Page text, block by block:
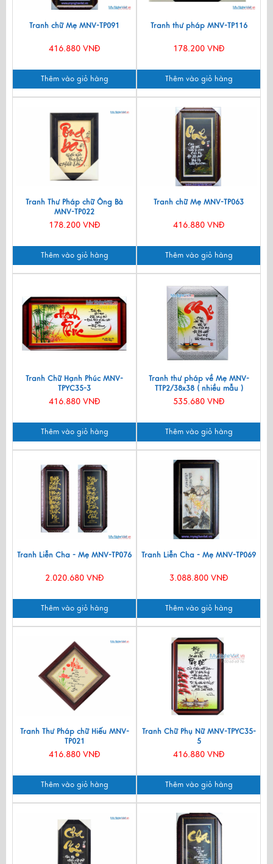
Tranh chữ Mẹ MNV-TP091
416.880 VNĐ
Thêm vào giỏ hàng
Tranh thư pháp MNV-TP116
178.200 VNĐ
Thêm vào giỏ hàng
Tranh Thư Pháp chữ Ông Bà
MNV-TP022
178.200 VNĐ
Thêm vào giỏ hàng
Tranh chữ Mẹ MNV-TP063
416.880 VNĐ
Thêm vào giỏ hàng
Tranh Chữ Hạnh Phúc MNV-
TPYC35-3
416.880 VNĐ
Thêm vào giỏ hàng
Tranh thư pháp về Mẹ MNV-
TTP2/38x38 ( nhiều mẫu )
535.680 VNĐ
Thêm vào giỏ hàng
Tranh Liễn Cha - Mẹ MNV-TP076
2.020.680 VNĐ
Thêm vào giỏ hàng
Tranh Liễn Cha - Mẹ MNV-TP069
3.088.800 VNĐ
Thêm vào giỏ hàng
Tranh Thư Pháp chữ Hiếu MNV-
TP021
416.880 VNĐ
Thêm vào giỏ hàng
Tranh Chữ Phụ Nữ MNV-TPYC35-
5
416.880 VNĐ
Thêm vào giỏ hàng